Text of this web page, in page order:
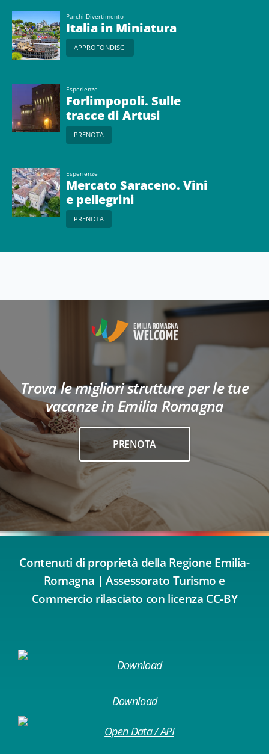
Parchi Divertimento
Italia in Miniatura
APPROFONDISCI
Esperienze
Forlimpopoli. Sulle
tracce di Artusi
PRENOTA
Esperienze
Mercato Saraceno. Vini
e pellegrini
PRENOTA
Trova le migliori strutture per le tue
vacanze in Emilia Romagna
PRENOTA
Contenuti di proprietà della Regione Emilia-
Romagna | Assessorato Turismo e
Commercio rilasciato con licenza CC-BY
Download